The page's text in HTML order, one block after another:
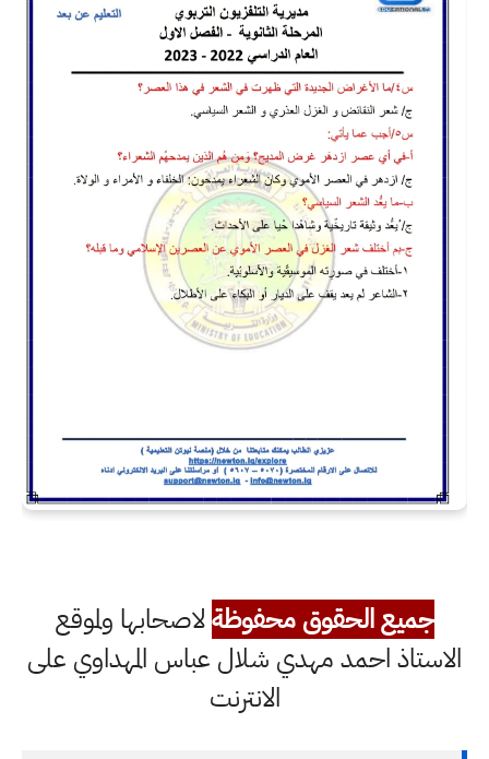
جميع الحقوق محفوظةلاصحابها ولموقع
الاستاذ احمد مهدي شلال عباس المهداوي على
الانترنت